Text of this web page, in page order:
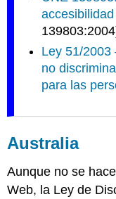
Ley 51/
no
para las
Australia
Aunque no se
Web, la Ley de